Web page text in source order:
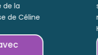
de la
de Céline